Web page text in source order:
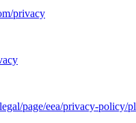
privacy
page/eea/privacy-policy/pl